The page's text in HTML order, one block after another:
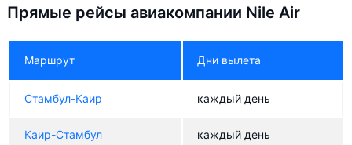
Прямые рейсы авиакомпании Nile Air
Маршрут Дни вылета
Стамбул-Каир каждый день
Каир-Стамбул каждый день